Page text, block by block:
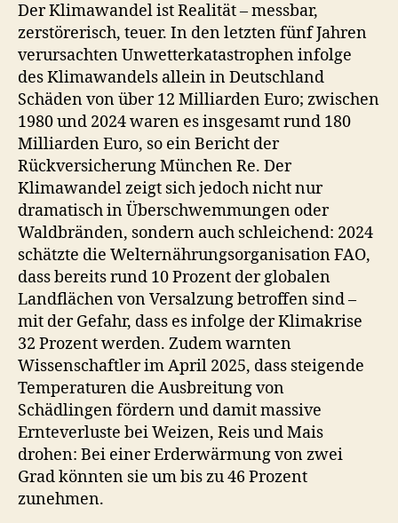
Der Klimawandel ist Realität – messbar,
zerstörerisch, teuer. In den letzten fünf Jahren
verursachten Unwetterkatastrophen infolge
des Klimawandels allein in Deutschland
Schäden von über 12 Milliarden Euro; zwischen
1980 und 2024 waren es insgesamt rund 180
Milliarden Euro, so ein Bericht der
Rückversicherung München Re. Der
Klimawandel zeigt sich jedoch nicht nur
dramatisch in Überschwemmungen oder
Waldbränden, sondern auch schleichend: 2024
schätzte die Welternährungsorganisation FAO,
dass bereits rund 10 Prozent der globalen
Landflächen von Versalzung betroffen sind –
mit der Gefahr, dass es infolge der Klimakrise
32 Prozent werden. Zudem warnten
Wissenschaftler im April 2025, dass steigende
Temperaturen die Ausbreitung von
Schädlingen fördern und damit massive
Ernteverluste bei Weizen, Reis und Mais
drohen: Bei einer Erderwärmung von zwei
Grad könnten sie um bis zu 46 Prozent
zunehmen.